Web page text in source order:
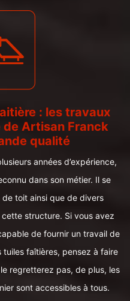
: les travaux
de Artisan Franck
qualité
années d’expérience,
dans son métier. Il se
toit ainsi que de divers
structure. Si vous avez
de fournir un travail de
faîtières, pensez à faire
regretterez pas, de plus, les
sont accessibles à tous.